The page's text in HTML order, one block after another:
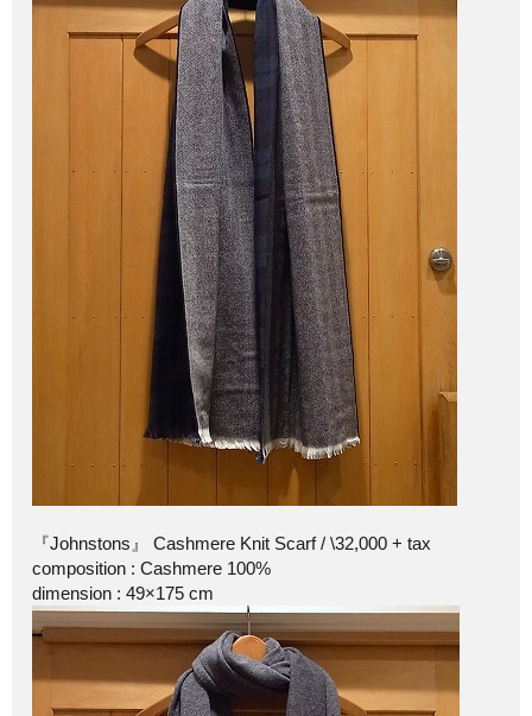
『Johnstons』 Cashmere Knit Scarf / \32,000 + tax
composition : Cashmere 100%
dimension : 49×175 cm